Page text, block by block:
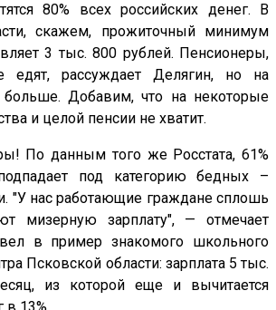
80% всех российских денег. В
скажем, прожиточный минимум
3 тыс. 800 рублей. Пенсионеры,
едят, рассуждает Делягин, но на
больше. Добавим, что на некоторые
и целой пенсии не хватит.
По данным того же Росстата, 61%
под категорию бедных –
"У нас работающие граждане сплошь
мизерную зарплату", — отмечает
в пример знакомого школьного
Псковской области: зарплата 5 тыс.
из которой еще и вычитается